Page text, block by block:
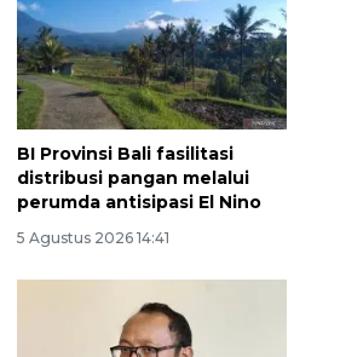
BI Provinsi Bali fasilitasi
distribusi pangan melalui
perumda antisipasi El Nino
5 Agustus 2026 14:41